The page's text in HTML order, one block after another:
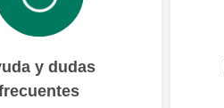
y dudas